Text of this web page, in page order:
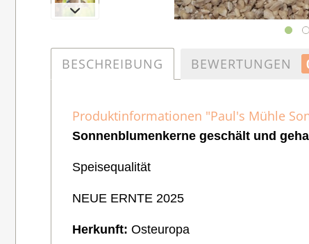
BESCHREIBUNG BEWERTUNGEN
Produktinformationen "Paul's Mühle
Sonnenblumenkerne geschält und
Speisequalität
NEUE ERNTE 2025
Herkunft: Osteuropa